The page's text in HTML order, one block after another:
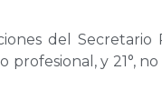
del Secretario
y 21°,